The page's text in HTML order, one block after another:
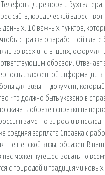
директора и бухгалтера,
сайта, юридический адрес -
данных. 10 важных пунктов,
справка о заработной плате
во всех инстанциях,
образом.
изложенной информации в
для визы — документ, который
Что должно быть указано в
скачать образец справки на
заметно выросли в
средняя зарплата Справка с
Шенгенской визы, образец. В
нас может путешествовать по
с природой и традициями новых